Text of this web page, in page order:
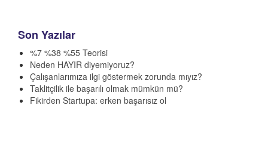
Son Yazılar
%7 %38 %55 Teorisi
Neden HAYIR diyemiyoruz?
Çalışanlarımıza ilgi göstermek zorunda mıyız?
Taklitçilik ile başarılı olmak mümkün mü?
Fikirden Startupa: erken başarısız ol